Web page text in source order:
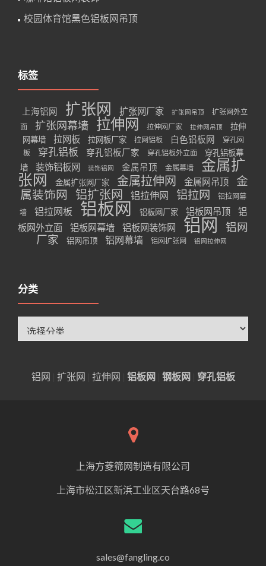
校园体育馆黑色铝板网吊顶
标签
上海铝网 扩张网 扩张网厂家 扩张网吊顶
扩张网外立
面
扩张网幕墙 拉伸网 拉伸网厂家 拉伸网吊顶
拉伸
网幕墙
拉网板 拉网板厂家 拉网铝板 白色铝板网
穿孔网
板
穿孔铝板 穿孔铝板厂家 穿孔铝板外立面
穿孔铝板幕
墙
装饰铝板网 装饰铝网 金属吊顶 金属幕墙
金属扩
张网
金属扩张网厂家 金属拉伸网 金属网吊顶
金
属装饰网
铝扩张网 铝拉伸网 铝拉网
铝拉网幕
墙
铝拉网板 铝板网 铝板网厂家 铝板网吊顶
铝
板网外立面
铝板网幕墙 铝板网装饰网 铝网
铝网
厂家
铝网吊顶 铝网幕墙 铝网扩张网 铝网拉伸网
分类
铝网 扩张网 拉伸网 铝板网 钢板网 穿孔铝板
上海方菱筛网制造有限公司
上海市松江区新浜工业区天台路68号
sales@fangling.co